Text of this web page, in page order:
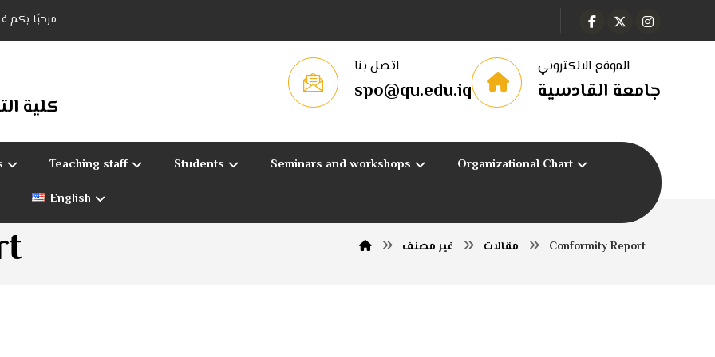
مرحبًا بكم
كلية
الموقع الالكتروني
جامعة القادسية
اتصل بنا
spo@qu.edu.iq
Teaching staff Students Seminars and workshops
Organizational Chart
English
مقالات غير مصنف Conformity Report